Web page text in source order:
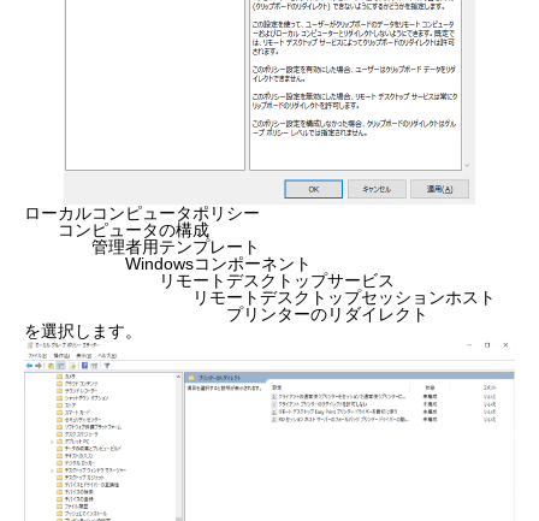
ローカルコンピュータポリシー
コンピュータの構成
管理者用テンプレート
Windowsコンポーネント
リモートデスクトップサービス
リモートデスクトップセッションホスト
プリンターのリダイレクト
を選択します。